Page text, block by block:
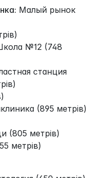
Малый рынок
№12 (748
станция
(895 метрів)
(805 метрів)
метрів)